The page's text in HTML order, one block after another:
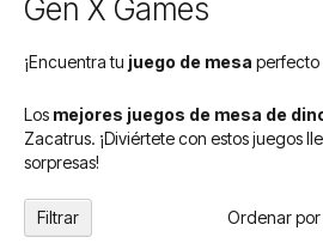
Gen X Games
¡Encuentra tu juego de mesa perfecto
Los mejores juegos de mesa de
Zacatrus. ¡Diviértete con estos juegos
sorpresas!
Ordenar por
Filtrar